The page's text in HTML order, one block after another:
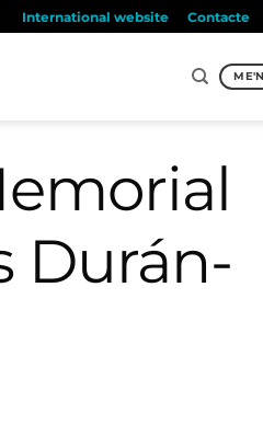
International website Contacte
Durán-